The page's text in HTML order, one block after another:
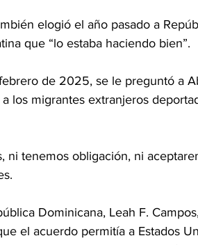
elogió el año pasado a
que “lo estaba haciendo bien”.
de 2025, se le preguntó a
los migrantes extranjeros
ni tenemos obligación, ni
Dominicana, Leah F.
el acuerdo permitía a Estados